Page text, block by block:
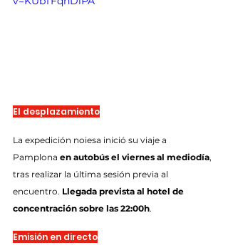
El desplazamiento
La expedición noiesa inició su viaje a
Pamplona en autobús el viernes al mediodía,
tras realizar la última sesión previa al
encuentro. Llegada prevista al hotel de
concentración sobre las 22:00h.
Emisión en directo